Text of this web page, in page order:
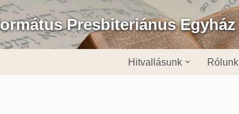
Presbiteriánus Egyház
Hitvallásunk Rólunk